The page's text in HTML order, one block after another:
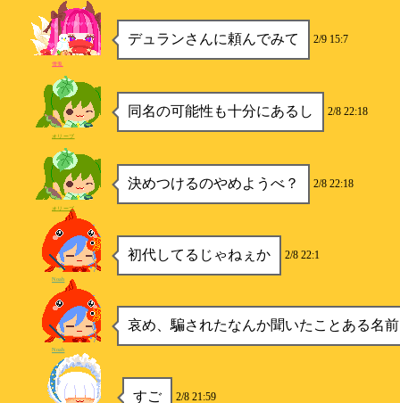
デュランさんに頼んでみて 2/9 15:7
雪兎
同名の可能性も十分にあるし 2/8 22:18
オリーブ
決めつけるのやめようべ？ 2/8 22:18
オリーブ
初代してるじゃねぇか 2/8 22:1
Noah
哀め、騙されたなんか聞いたことある名
Noah
すご 2/8 21:59